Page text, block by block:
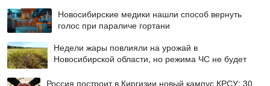
Новосибирские медики нашли способ вернуть
голос при параличе гортани
Недели жары повлияли на урожай в
Новосибирской области, но режима ЧС не будет
Россия построит в Киргизии новый кампус КРСУ: 30